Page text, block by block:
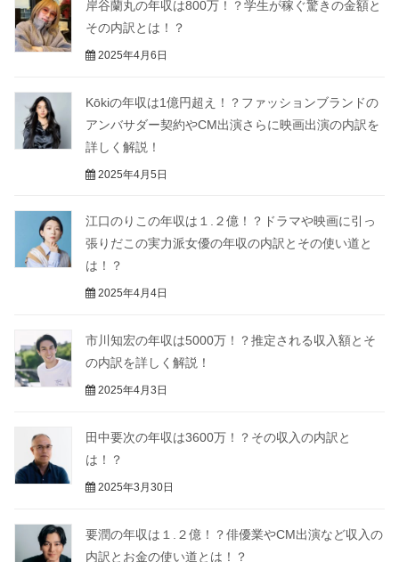
岸谷蘭丸の年収は800万！？学生が稼ぐ驚きの金額と
その内訳とは！？
2025年4月6日
Kōkiの年収は1億円超え！？ファッションブランドの
アンバサダー契約やCM出演さらに映画出演の内訳を
詳しく解説！
2025年4月5日
江口のりこの年収は１.２億！？ドラマや映画に引っ
張りだこの実力派女優の年収の内訳とその使い道と
は！？
2025年4月4日
市川知宏の年収は5000万！？推定される収入額とそ
の内訳を詳しく解説！
2025年4月3日
田中要次の年収は3600万！？その収入の内訳と
は！？
2025年3月30日
要潤の年収は１.２億！？俳優業やCM出演など収入の
内訳とお金の使い道とは！？